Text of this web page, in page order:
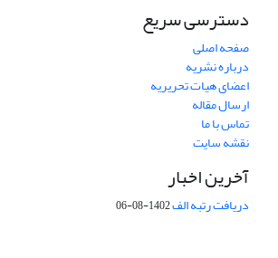
دسترسی سریع
صفحه اصلی
درباره نشریه
اعضای هیات تحریریه
ارسال مقاله
تماس با ما
نقشه سایت
آخرین اخبار
دریافت رتبه الف1402-08-06